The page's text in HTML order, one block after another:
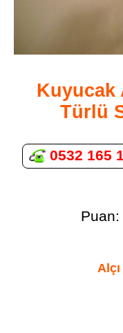
Kuyucak
Türlü
0532 165
Puan: